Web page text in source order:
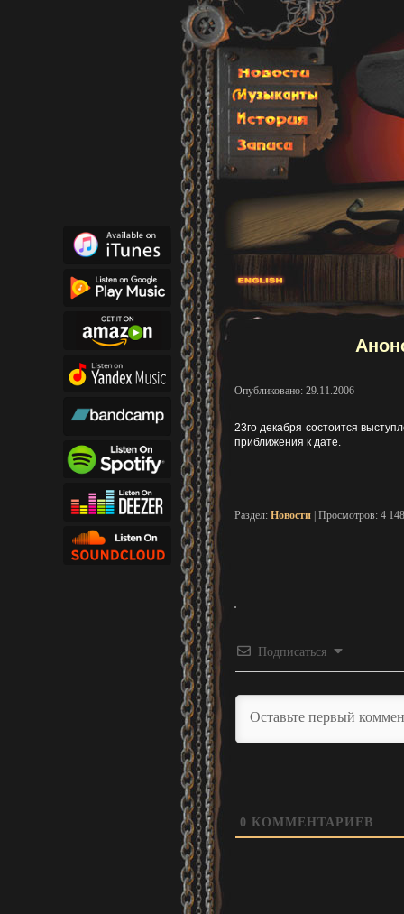
Опубликовано: 29.11.2006
23го декабря состоится
приближения к дате.
Раздел: Новости | Просмотров: 4 148
Подписаться
0 КОММЕНТАРИЕВ